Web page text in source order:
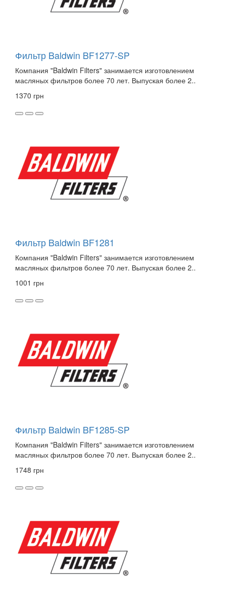
Фильтр Baldwin BF1277-SP
Компания "Baldwin Filters" занимается изготовлением
масляных фильтров более 70 лет. Выпуская более 2..
1370 грн
Фильтр Baldwin BF1281
Компания "Baldwin Filters" занимается изготовлением
масляных фильтров более 70 лет. Выпуская более 2..
1001 грн
Фильтр Baldwin BF1285-SP
Компания "Baldwin Filters" занимается изготовлением
масляных фильтров более 70 лет. Выпуская более 2..
1748 грн